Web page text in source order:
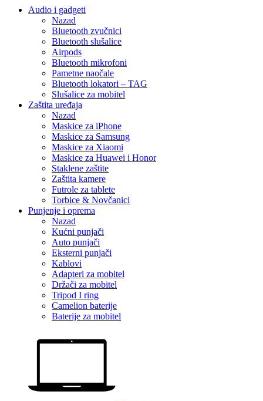
Audio i gadgeti
Nazad
Bluetooth zvučnici
Bluetooth slušalice
Airpods
Bluetooth mikrofoni
Pametne naočale
Bluetooth lokatori – TAG
Slušalice za mobitel
Zaštita uređaja
Nazad
Maskice za iPhone
Maskice za Samsung
Maskice za Xiaomi
Maskice za Huawei i Honor
Staklene zaštite
Zaštita kamere
Futrole za tablete
Torbice & Novčanici
Punjenje i oprema
Nazad
Kućni punjači
Auto punjači
Eksterni punjači
Kablovi
Adapteri za mobitel
Držači za mobitel
Tripod I ring
Camelion baterije
Baterije za mobitel